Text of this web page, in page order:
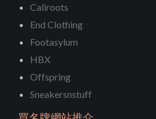
Caliroots
End Clothing
Footasylum
HBX
Offspring
Sneakersnstuff